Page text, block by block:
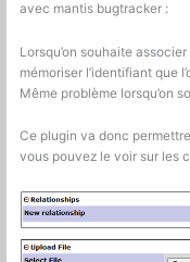
avec mantis bugtracker :
Lorsqu’on souhaite
mémoriser l’identifiant que
Même problème lorsqu’on
Ce plugin va donc
vous pouvez le voir sur les